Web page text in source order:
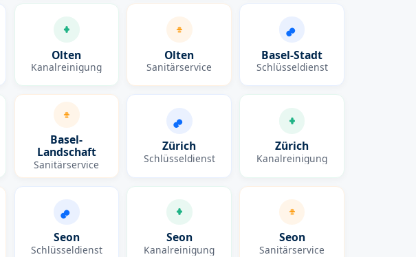
Olten
Kanalreinigung
Olten
Sanitärservice
Basel-Stadt
Schlüsseldienst
Basel-
Landschaft
Sanitärservice
Zürich
Schlüsseldienst
Zürich
Kanalreinigung
Seon
Schlüsseldienst
Seon
Kanalreinigung
Seon
Sanitärservice